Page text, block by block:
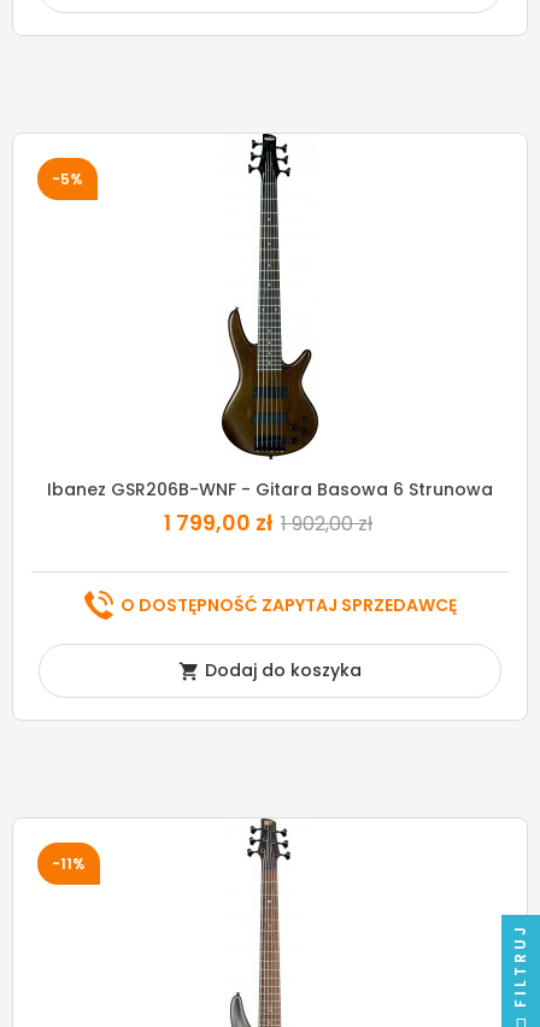
-5%
Ibanez GSR206B-WNF - Gitara Basowa 6 Strunowa
1 799,00 zł 1 902,00 zł
O DOSTĘPNOŚĆ ZAPYTAJ SPRZEDAWCĘ
 Dodaj do koszyka
-11%
FILTRUJ